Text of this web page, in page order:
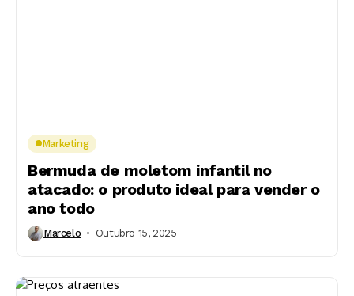
Marketing
Bermuda de moletom infantil no
atacado: o produto ideal para vender o
ano todo
Marcelo Outubro 15, 2025